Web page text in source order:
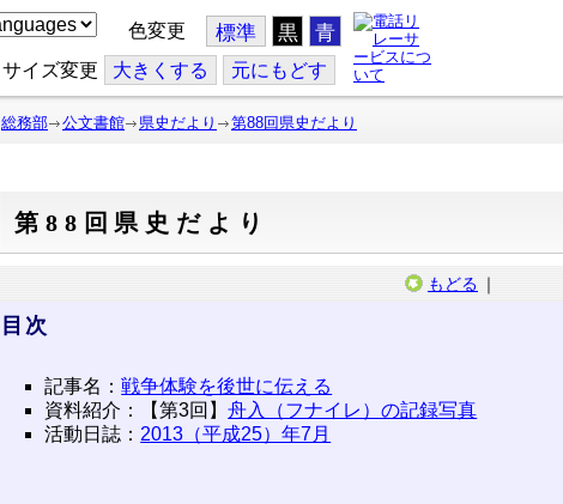
色変更 標準 黒 青
サイズ変更 大きくする 元にもどす
総務部 公文書館 県史だより 第88回県史だより
第88回県史だより
もどる ｜
目次
記事名：戦争体験を後世に伝える
資料紹介：【第3回】舟入（フナイレ）の記録写真
活動日誌： 2013（平成25）年7月